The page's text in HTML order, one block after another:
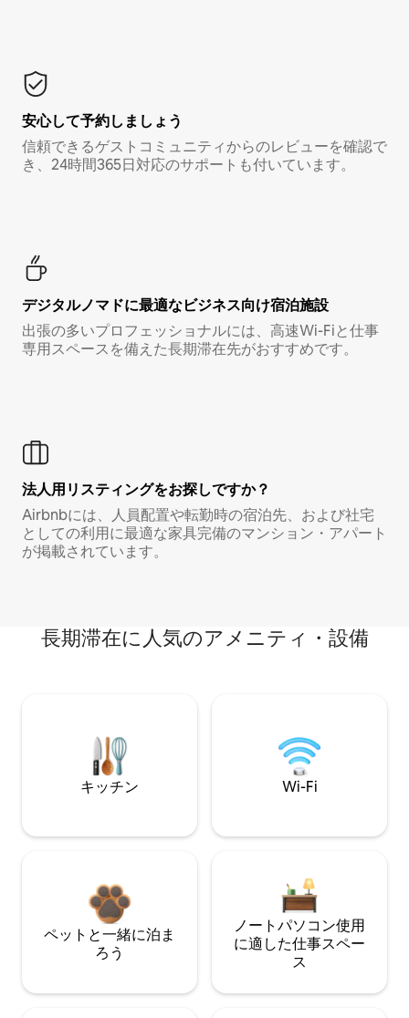
安心して予約しましょう
信頼できるゲストコミュニティからのレビューを確認で
き、24時間365日対応のサポートも付いています。
デジタルノマド⁠に最⁠適⁠なビ⁠ジ⁠ネ⁠ス⁠向⁠け宿⁠泊⁠施⁠設
出張の多いプロフェッショナルには、高速Wi-Fiと仕事
専用スペースを備えた長期滞在先がおすすめです。
法人用リスティングをお探しですか？
Airbnbには、人員配置や転勤時の宿泊先、および社宅
としての利用に最適な家具完備のマンション・アパート
が掲載されています。
長期滞在に人気のアメニティ・設備
キッチン Wi-Fi
ペットと一緒に泊ま
ろう
ノートパソコン使用
に適した仕事スペー
ス